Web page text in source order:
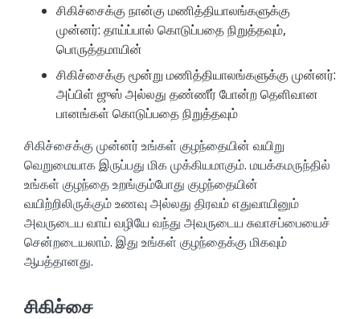
சிகிச்சைக்கு நான்கு மணித்தியாலங்களுக்கு
முன்னர்: தாய்ப்பால் கொடுப்பதை நிறுத்தவும்,
பொருத்தமாயின்
சிகிச்சைக்கு மூன்று மணித்தியாலங்களுக்கு முன்னர்:
அப்பிள் ஜுஸ் அல்லது தண்ணீர் போன்ற தெளிவான
பானங்கள் கொடுப்பதை நிறுத்தவும்
சிகிச்சைக்கு முன்னர் உங்கள் குழந்தையின் வயிறு
வெறுமையாக இருப்பது மிக முக்கியமாகும். மயக்கமருந்தில்
உங்கள் குழந்தை உறங்கும்போது குழந்தையின்
வயிற்றிலிருக்கும் உணவு அல்லது திரவம் எதுவாயினும்
அவருடைய வாய் வழியே வந்து அவருடைய சுவாசப்பையைச்
சென்றடையலாம். இது உங்கள் குழந்தைக்கு மிகவும்
ஆபத்தானது.
சிகிச்சை